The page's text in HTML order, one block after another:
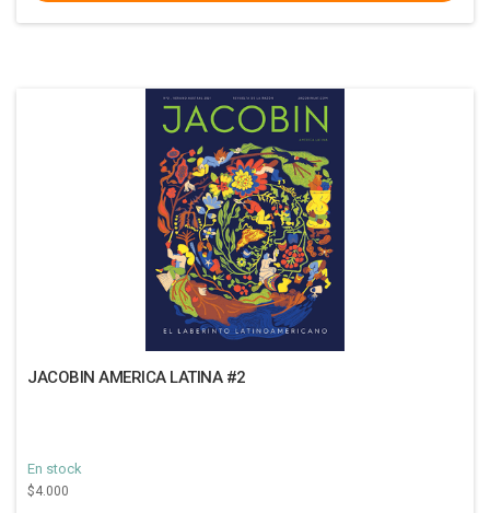
JACOBIN AMERICA LATINA #2
En stock
$4.000